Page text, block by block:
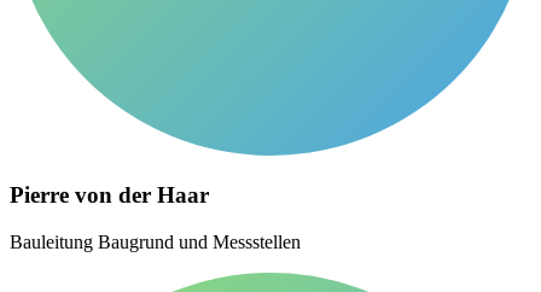
Pierre von der Haar
Bauleitung Baugrund und Messstellen